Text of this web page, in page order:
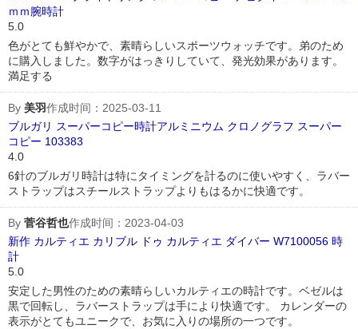
ｍｍ腕時計
5.0
色がとても鮮やかで、素晴らしいスポーツウォッチです。弟のため
に購入しました。数字がはっきりしていて、発光効果があります。
満足する
By 美羽作成时间：2025-03-11
ブルガリ スーパーコピー時計アルミニウム クロノグラフ スーパー
コピー 103383
4.0
6針のブルガリ時計は特にタイミングを計るのに使いやすく、ラバー
ストラップはスチールストラップよりもはるかに快適です。
By 菅谷哲也作成时间：2023-04-03
新作 カルティエ カリブル ドゥ カルティエ ダイバー W7100056 時
計
5.0
安定した男性のための素晴らしいカルティエの時計です。ベゼルは
黒で回転し、ラバーストラップは手により快適です。 カレンダーの
表示がとてもユニークで、お気に入りの場所の一つです。